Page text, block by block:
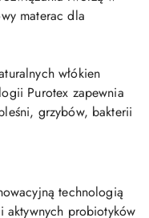
materac dla
włókien
Purotex zapewnia
grzybów, bakterii
technologią
aktywnych probiotyków